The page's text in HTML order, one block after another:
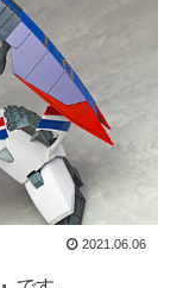
2021.06.06